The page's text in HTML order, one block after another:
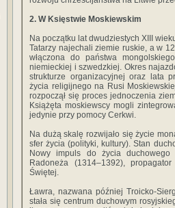
2. W Księstwie Moskiewskim
Na początku lat dwudziestych XIII
Tatarzy najechali ziemie ruskie, a w
włączona do państwa
niemieckiej i szwedzkiej. Okres
strukturze organizacyjnej oraz lata
życia religijnego na Rusi
rozpoczął się proces jednoczenia
Książęta moskiewscy mogli
jedynie przy pomocy Cerkwi.
Na dużą skalę rozwijało się życie
sfer życia (polityki, kultury). Stan
Nowy impuls do życia
Radoneża (1314–1392),
Świętej.
Ławra, nazwana później Troicko-
stała się centrum duchowym